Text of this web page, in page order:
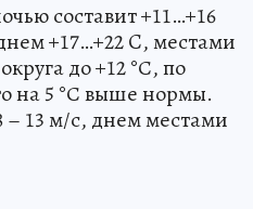
составит +11…+16
+17…+22 C, местами
до +12 °С, по
на 5 °С выше нормы.
– 13 м/с, днем местами